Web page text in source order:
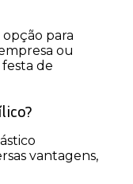
para
ou
de
vantagens,